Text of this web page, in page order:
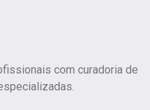
com curadoria de